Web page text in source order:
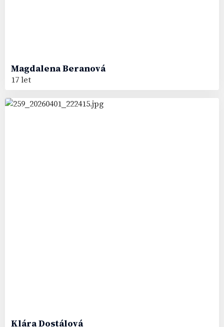
MagdalenaBeranová
17 let
KláraDostálová